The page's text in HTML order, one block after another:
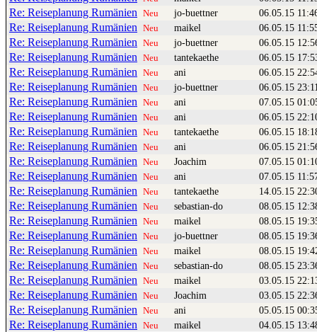
Re: Reiseplanung Rumänien Neu jo-buettner 06.05.15
Re: Reiseplanung Rumänien Neu maikel 06.05.15
Re: Reiseplanung Rumänien Neu jo-buettner 06.05.15
Re: Reiseplanung Rumänien Neu tantekaethe 06.05.15
Re: Reiseplanung Rumänien Neu ani 06.05.15
Re: Reiseplanung Rumänien Neu jo-buettner 06.05.15
Re: Reiseplanung Rumänien Neu ani 07.05.15
Re: Reiseplanung Rumänien Neu ani 06.05.15
Re: Reiseplanung Rumänien Neu tantekaethe 06.05.15
Re: Reiseplanung Rumänien Neu ani 06.05.15
Re: Reiseplanung Rumänien Neu Joachim 07.05.15
Re: Reiseplanung Rumänien Neu ani 07.05.15
Re: Reiseplanung Rumänien Neu tantekaethe 14.05.15
Re: Reiseplanung Rumänien Neu sebastian-do 08.05.15
Re: Reiseplanung Rumänien Neu maikel 08.05.15
Re: Reiseplanung Rumänien Neu jo-buettner 08.05.15
Re: Reiseplanung Rumänien Neu maikel 08.05.15
Re: Reiseplanung Rumänien Neu sebastian-do 08.05.15
Re: Reiseplanung Rumänien Neu maikel 03.05.15
Re: Reiseplanung Rumänien Neu Joachim 03.05.15
Re: Reiseplanung Rumänien Neu ani 05.05.15
Re: Reiseplanung Rumänien Neu maikel 04.05.15